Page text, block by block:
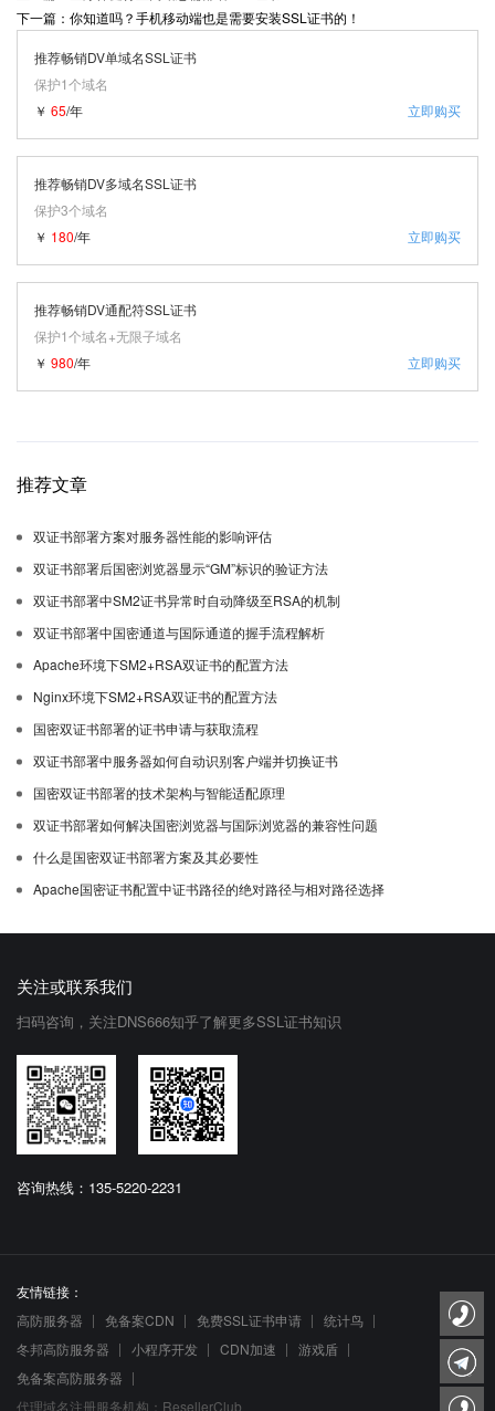
下一篇：你知道吗？手机移动端也是需要安装SSL证书的！
推荐畅销DV单域名SSL证书
保护1个域名
立即购买
￥ 65/年
推荐畅销DV多域名SSL证书
保护3个域名
立即购买
￥ 180/年
推荐畅销DV通配符SSL证书
保护1个域名+无限子域名
立即购买
￥ 980/年
推荐文章
双证书部署方案对服务器性能的影响评估
双证书部署后国密浏览器显示“GM”标识的验证方法
双证书部署中SM2证书异常时自动降级至RSA的机制
双证书部署中国密通道与国际通道的握手流程解析
Apache环境下SM2+RSA双证书的配置方法
Nginx环境下SM2+RSA双证书的配置方法
国密双证书部署的证书申请与获取流程
双证书部署中服务器如何自动识别客户端并切换证书
国密双证书部署的技术架构与智能适配原理
双证书部署如何解决国密浏览器与国际浏览器的兼容性问题
什么是国密双证书部署方案及其必要性
Apache国密证书配置中证书路径的绝对路径与相对路径选择
关注或联系我们
扫码咨询，关注DNS666知乎了解更多SSL证书知识
咨询热线：135-5220-2231
友情链接：
高防服务器
免备案CDN 免费SSL证书申请
统计鸟
冬邦高防服务器
小程序开发 CDN加速
游戏盾
免备案高防服务器
代理域名注册服务机构：ResellerClub